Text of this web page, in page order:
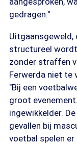
gedragen."
Uitgaansgeweld,
structureel
zonder straffen
Ferwerda niet te
"Bij een
groot
ingewikkelder.
gevallen bij
voetbal spelen